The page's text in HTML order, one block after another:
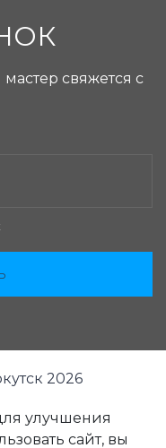
свяжется с
2026
улучшения
сайт, вы